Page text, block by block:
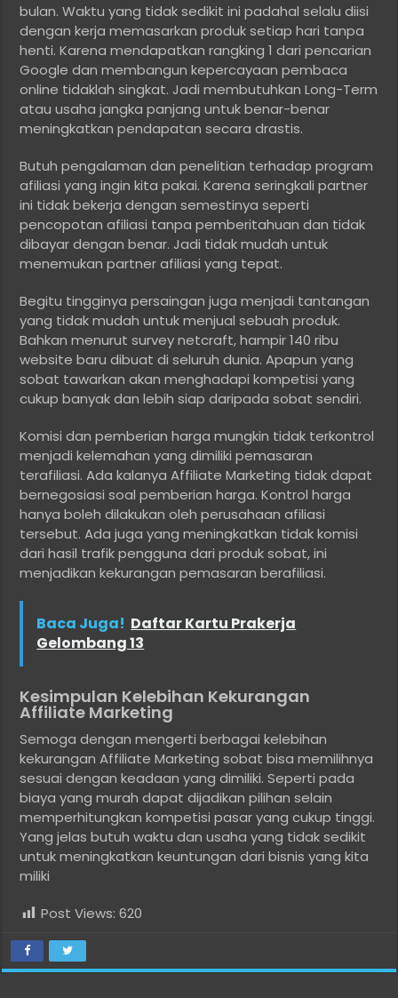
bulan. Waktu yang tidak sedikit ini padahal selalu diisi
dengan kerja memasarkan produk setiap hari tanpa
henti. Karena mendapatkan rangking 1 dari pencarian
Google dan membangun kepercayaan pembaca
online tidaklah singkat. Jadi membutuhkan Long-Term
atau usaha jangka panjang untuk benar-benar
meningkatkan pendapatan secara drastis.
Butuh pengalaman dan penelitian terhadap program
afiliasi yang ingin kita pakai. Karena seringkali partner
ini tidak bekerja dengan semestinya seperti
pencopotan afiliasi tanpa pemberitahuan dan tidak
dibayar dengan benar. Jadi tidak mudah untuk
menemukan partner afiliasi yang tepat.
Begitu tingginya persaingan juga menjadi tantangan
yang tidak mudah untuk menjual sebuah produk.
Bahkan menurut survey netcraft, hampir 140 ribu
website baru dibuat di seluruh dunia. Apapun yang
sobat tawarkan akan menghadapi kompetisi yang
cukup banyak dan lebih siap daripada sobat sendiri.
Komisi dan pemberian harga mungkin tidak terkontrol
menjadi kelemahan yang dimiliki pemasaran
terafiliasi. Ada kalanya Affiliate Marketing tidak dapat
bernegosiasi soal pemberian harga. Kontrol harga
hanya boleh dilakukan oleh perusahaan afiliasi
tersebut. Ada juga yang meningkatkan tidak komisi
dari hasil trafik pengguna dari produk sobat, ini
menjadikan kekurangan pemasaran berafiliasi.
Baca Juga! Daftar Kartu Prakerja
Gelombang 13
Kesimpulan Kelebihan Kekurangan
Affiliate Marketing
Semoga dengan mengerti berbagai kelebihan
kekurangan Affiliate Marketing sobat bisa memilihnya
sesuai dengan keadaan yang dimiliki. Seperti pada
biaya yang murah dapat dijadikan pilihan selain
memperhitungkan kompetisi pasar yang cukup tinggi.
Yang jelas butuh waktu dan usaha yang tidak sedikit
untuk meningkatkan keuntungan dari bisnis yang kita
miliki
Post Views: 620